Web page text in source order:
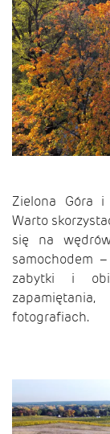
Zielona Góra
Warto
się na
samochodem
zabytki i
fotografiach.